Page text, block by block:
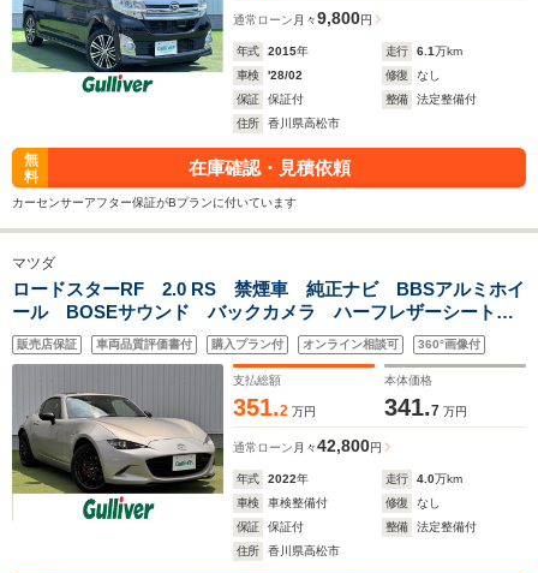
通常ローン 月々9,800円
年式 2015年 走行 6.1万km
車検
'28/02 修復
なし
保証
保証付 整備
法定整備付
住所
香川県高松市
無
料
在庫確認・見積依頼
カーセンサーアフター保証がBプランに付いています
マツダ
ロードスターRF 2.0 RS 禁煙車 純正ナビ BBSアルミホイ
ール BOSEサウンド バックカメラ ハーフレザーシート
アイドリングストップ ブレンボキャリパー ドライブレコ
ーダー コーナーセンサー 衝突軽減ブレーキ クルコン
販売店保証 車両品質評価書付 購入プラン付 オンライン相談可 360°画像付
支払総額
351.2 万円
本体価格
341.7 万円
通常ローン 月々42,800円
年式 2022年 走行 4.0万km
車検
車検整備付 修復
なし
保証
保証付 整備
法定整備付
住所
香川県高松市